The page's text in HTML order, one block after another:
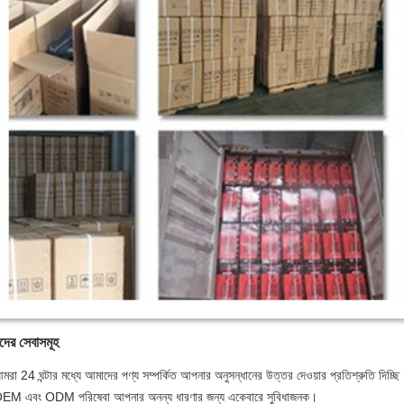
সেবাসমূহ
24 ঘন্টার মধ্যে আমাদের পণ্য সম্পর্কিত আপনার অনুসন্ধানের উত্তর দেওয়ার প্রতিশ্রুতি
এবং ODM পরিষেবা আপনার অনন্য ধারণার জন্য একেবারে সুবিধাজনক।